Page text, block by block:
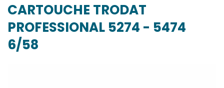
CARTOUCHE TRODAT
PROFESSIONAL 5274 - 5474
6/58